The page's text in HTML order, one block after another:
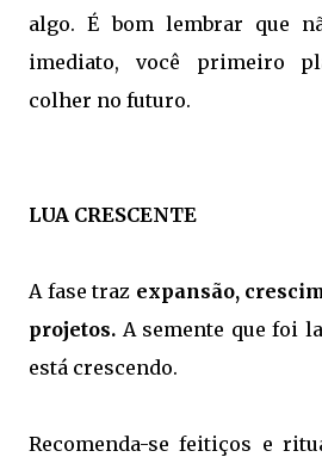
algo. É bom lembrar que
imediato, você primeiro
colher no futuro.
LUA CRESCENTE
A fase traz expansão,
projetos. A semente que foi
está crescendo.
Recomenda-se feitiços e